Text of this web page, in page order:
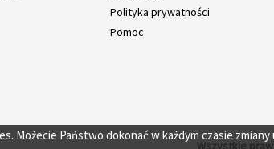
Polityka prywatności
Pomoc
Wszystkie
Możecie Państwo dokonać w każdym czasie